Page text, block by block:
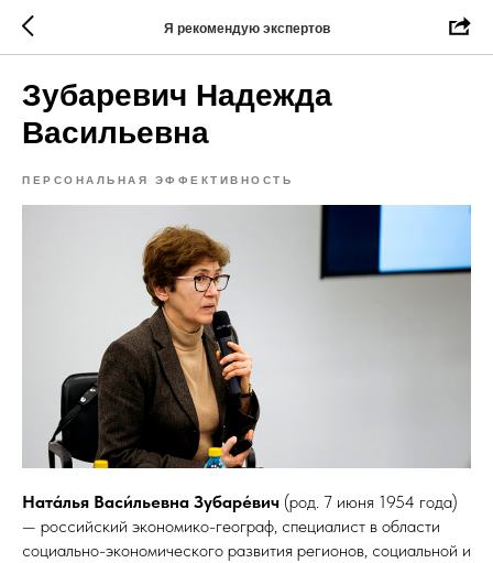
Я рекомендую экспертов
Зубаревич Надежда
Васильевна
ПЕРСОНАЛЬНАЯ ЭФФЕКТИВНОСТЬ
Ната́лья Васи́льевна Зубаре́вич (род. 7 июня 1954 года)
— российский экономико-географ, специалист в области
социально-экономического развития регионов, социальной и